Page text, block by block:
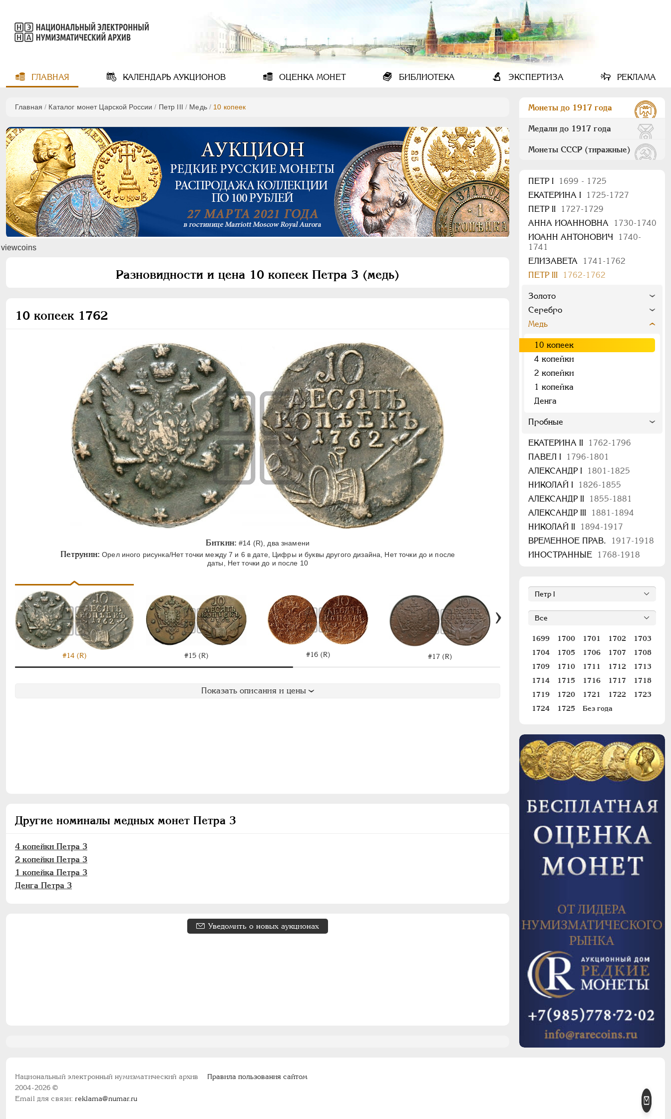
ГЛАВНАЯ КАЛЕНДАРЬАУКЦИОНОВ ОЦЕНКАМОНЕТ БИБЛИОТЕКА ЭКСПЕРТИЗА РЕКЛАМА
Главная / Каталог монет Царской России / Петр III / Медь/ 10 копеек
viewcoins
Разновидности и цена 10 копеек Петра 3 (медь)
10 копеек 1762
Биткин: #14 (R), два знамени
Петрунин: Орел иного рисунка/Нет точки между 7 и 6 в дате, Цифры и буквы другого дизайна, Нет точки до и после
даты, Нет точки до и после 10
#14 (R) #15 (R) #16 (R) #17 (R) #18 (R)
Показать описания и цены
Другие номиналы медных монет Петра 3
4 копейки Петра 3
2 копейки Петра 3
1 копейка Петра 3
Денга Петра 3
Уведомить о новых аукционах
Монеты до 1917 года
Медали до 1917 года
Монеты СССР (тиражные)
ПEТР I
1699 - 1725
ЕКАТЕРИНА I
1725-1727
ПЕТР II
1727-1729
АННА ИОАННОВНА
1730-1740
ИОАНН АНТОНОВИЧ
1740-
1741
ЕЛИЗАВЕТА
1741-1762
ПЕТР III
1762-1762
Золото
Серебро
Медь
10 копеек
4 копейки
2 копейки
1 копейка
Денга
Пробные
ЕКАТЕРИНА II
1762-1796
ПАВЕЛ I
1796-1801
АЛЕКСАНДР I
1801-1825
НИКОЛАЙ I
1826-1855
АЛЕКСАНДР II
1855-1881
АЛЕКСАНДР III
1881-1894
НИКОЛАЙ II
1894-1917
ВРЕМЕННОЕ ПРАВ.
1917-1918
ИНОСТРАННЫЕ
1768-1918
1699 1700 1701 1702
1703
1704
1705 1706 1707
1708
1709
1710 1711 1712
1713
1714
1715 1716 1717
1718
1719
1720 1721 1722
1723
1724
1725 Без года
Национальный электронный нумизматический архив
2004-2026 ©
Email для связи:reklama@numar.ru
Правила пользования сайтом